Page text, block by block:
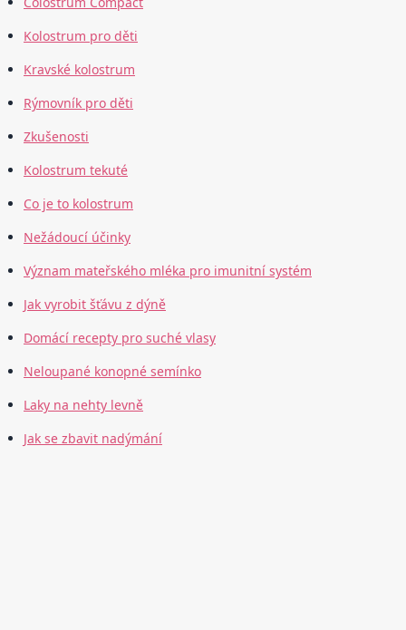
Kolostrum pro děti
Kravské kolostrum
Rýmovník pro děti
Zkušenosti
Kolostrum tekuté
Co je to kolostrum
Nežádoucí účinky
Význam mateřského mléka pro imunitní systém
Jak vyrobit šťávu z dýně
Domácí recepty pro suché vlasy
Neloupané konopné semínko
Laky na nehty levně
Jak se zbavit nadýmání